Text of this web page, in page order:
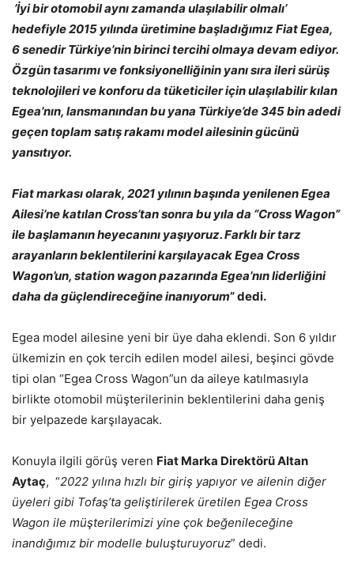
’İyi bir otomobil aynı zamanda ulaşılabilir olmalı’
hedefiyle 2015 yılında üretimine başladığımız Fiat Egea,
6 senedir Türkiye’nin birinci tercihi olmaya devam ediyor.
Özgün tasarımı ve fonksiyonelliğinin yanı sıra ileri sürüş
teknolojileri ve konforu da tüketiciler için ulaşılabilir kılan
Egea’nın, lansmanından bu yana Türkiye’de 345 bin adedi
geçen toplam satış rakamı model ailesinin gücünü
yansıtıyor.
Fiat markası olarak, 2021 yılının başında yenilenen Egea
Ailesi’ne katılan Cross’tan sonra bu yıla da “Cross Wagon”
ile başlamanın heyecanını yaşıyoruz. Farklı bir tarz
arayanların beklentilerini karşılayacak Egea Cross
Wagon’un, station wagon pazarında Egea’nın liderliğini
daha da güçlendireceğineinanıyorum” dedi.
Egea model ailesine yeni bir üye daha eklendi. Son 6 yıldır
ülkemizin en çok tercih edilen model ailesi, beşinci gövde
tipi olan “Egea Cross Wagon”un da aileye katılmasıyla
birlikte otomobil müşterilerinin beklentilerini daha geniş
bir yelpazede karşılayacak.
Konuyla ilgili görüş veren Fiat Marka Direktörü Altan
Aytaç, “2022 yılına hızlı bir giriş yapıyor ve ailenin diğer
üyeleri gibi Tofaş’ta geliştirilerek üretilen Egea Cross
Wagon ile müşterilerimizi yine çok beğenileceğine
inandığımız bir modelle buluşturuyoruz” dedi.